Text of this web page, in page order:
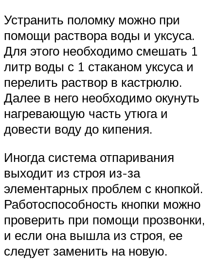
Устранить поломку можно при
помощи раствора воды и уксуса.
Для этого необходимо смешать 1
литр воды с 1 стаканом уксуса и
перелить раствор в кастрюлю.
Далее в него необходимо окунуть
нагревающую часть утюга и
довести воду до кипения.
Иногда система отпаривания
выходит из строя из-за
элементарных проблем с кнопкой.
Работоспособность кнопки можно
проверить при помощи прозвонки,
и если она вышла из строя, ее
следует заменить на новую.